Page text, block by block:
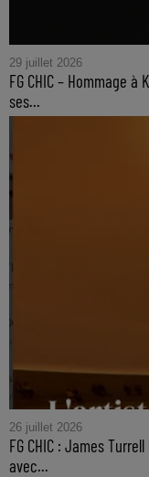
29 juillet 2026
FG CHIC – Hommage
ses...
26 juillet 2026
FG CHIC : James
avec...